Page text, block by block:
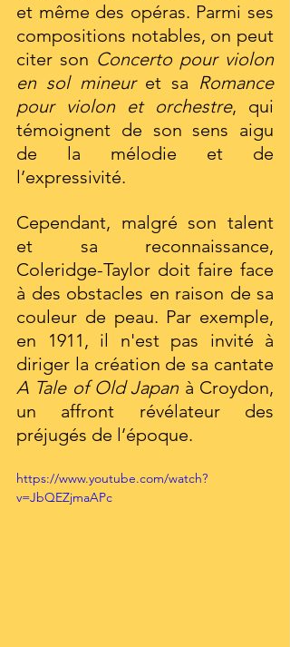
et même des opéras. Parmi ses
compositions notables, on peut
citer son Concerto pour violon
en sol mineur et sa Romance
pour violon et orchestre, qui
témoignent de son sens aigu
de la mélodie et de
l’expressivité.
Cependant, malgré son talent
et sa reconnaissance,
Coleridge-Taylor doit faire face
à des obstacles en raison de sa
couleur de peau. Par exemple,
en 1911, il n'est pas invité à
A Tale of Old Japan à Croydon,
un affront révélateur des
préjugés de l’époque.
https://www.youtube.com/watch?
v=JbQEZjmaAPc